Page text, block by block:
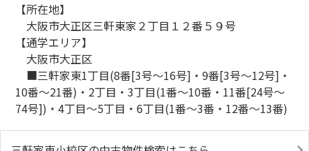
【所在地】
大阪市大正区三軒東家２丁目１２番５９号
【通学エリア】
大阪市大正区
■三軒家東1丁目(8番[3号～16号]・9番[3号～12号]・
10番～21番)・2丁目・3丁目(1番～10番・11番[24号～
74号])・4丁目～5丁目・6丁目(1番～3番・12番～13番)